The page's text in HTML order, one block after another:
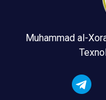
Muhammad al-